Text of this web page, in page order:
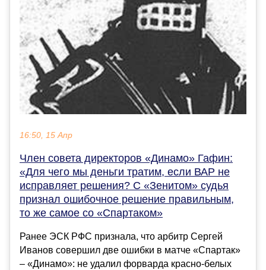
16:50, 15 Апр
Член совета директоров «Динамо» Гафин:
«Для чего мы деньги тратим, если ВАР не
исправляет решения? С «Зенитом» судья
признал ошибочное решение правильным,
то же самое со «Спартаком»
Ранее ЭСК РФС признала, что арбитр Сергей
Иванов совершил две ошибки в матче «Спартак»
– «Динамо»: не удалил форварда красно-белых